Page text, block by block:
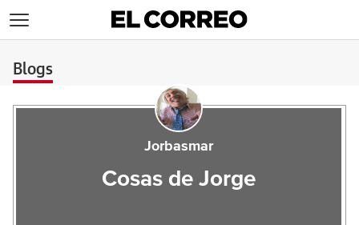
Blogs
Jorbasmar
Cosas de Jorge